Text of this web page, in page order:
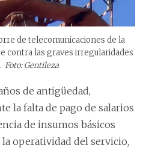
de telecomunicaciones de la
contra las graves irregularidades
Foto: Gentileza
de antigüedad,
la falta de pago de salarios
de insumos básicos
operatividad del servicio,